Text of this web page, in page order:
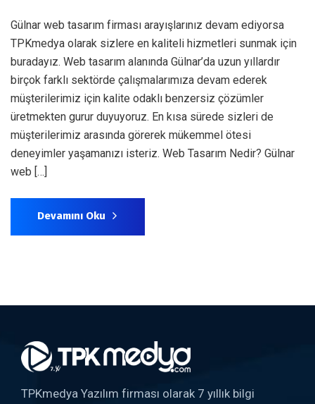
Gülnar web tasarım firması arayışlarınız devam ediyorsa
TPKmedya olarak sizlere en kaliteli hizmetleri sunmak için
buradayız. Web tasarım alanında Gülnar’da uzun yıllardır
birçok farklı sektörde çalışmalarımıza devam ederek
müşterilerimiz için kalite odaklı benzersiz çözümler
üretmekten gurur duyuyoruz. En kısa sürede sizleri de
müşterilerimiz arasında görerek mükemmel ötesi
deneyimler yaşamanızı isteriz. Web Tasarım Nedir? Gülnar
web […]
Devamını Oku
TPKmedya Yazılım firması olarak 7 yıllık bilgi